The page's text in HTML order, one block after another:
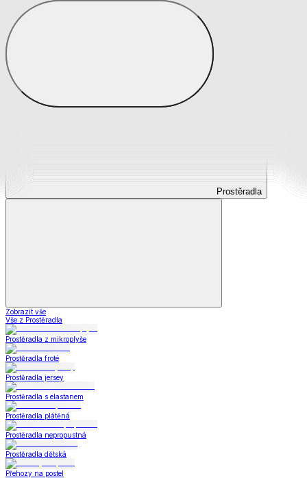
Prostěradla
Prostěradla
Zobrazit vše
Vše z Prostěradla
Prostěradla z mikroplyše
Prostěradla froté
Prostěradla jersey
Prostěradla s elastanem
Prostěradla plátěná
Prostěradla nepropustná
Prostěradla dětská
Přehozy na postel